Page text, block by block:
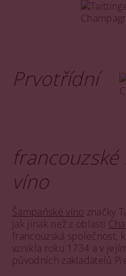
Prvotřídní
víno
Šampaňské víno značky
jak jinak než z oblasti
francouzská společnost,
vznikla roku 1734 a v
původních zakladatelů